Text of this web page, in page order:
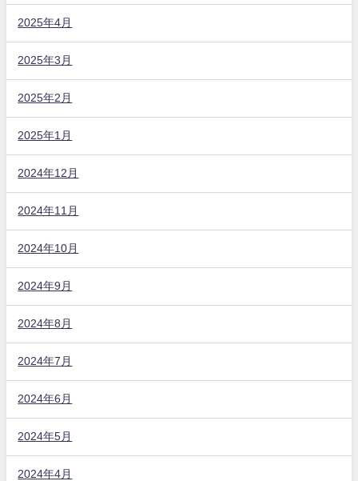
2025年4月
2025年3月
2025年2月
2025年1月
2024年12月
2024年11月
2024年10月
2024年9月
2024年8月
2024年7月
2024年6月
2024年5月
2024年4月